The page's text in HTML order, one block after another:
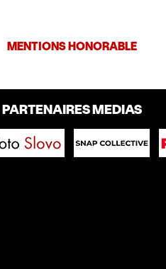
MENTIONS HONORABLE
PARTENAIRES MEDIAS